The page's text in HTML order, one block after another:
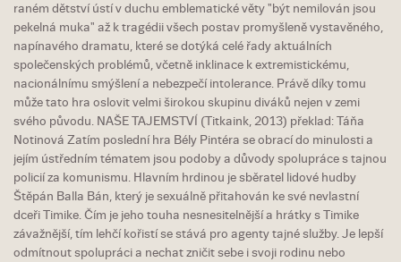
raném dětství ústí v duchu emblematické věty "být nemilován jsou
pekelná muka" až k tragédii všech postav promyšleně vystavěného,
napínavého dramatu, které se dotýká celé řady aktuálních
společenských problémů, včetně inklinace k extremistickému,
nacionálnímu smýšlení a nebezpečí intolerance. Právě díky tomu
může tato hra oslovit velmi širokou skupinu diváků nejen v zemi
svého původu. NAŠE TAJEMSTVÍ (Titkaink, 2013) překlad: Táňa
Notinová Zatím poslední hra Bély Pintéra se obrací do minulosti a
jejím ústředním tématem jsou podoby a důvody spolupráce s tajnou
policií za komunismu. Hlavním hrdinou je sběratel lidové hudby
Štěpán Balla Bán, který je sexuálně přitahován ke své nevlastní
dceři Timike. Čím je jeho touha nesnesitelnější a hrátky s Timike
závažnější, tím lehčí kořistí se stává pro agenty tajné služby. Je lepší
odmítnout spolupráci a nechat zničit sebe i svoji rodinu nebo